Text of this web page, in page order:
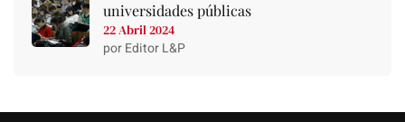
universidades públicas
22 Abril 2024
por Editor L&P